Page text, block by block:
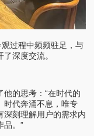
过程中频频驻足，与
深度交流。
的思考：“在时代的
时代奔涌不息，唯专
深刻理解用户的需求内
品。”